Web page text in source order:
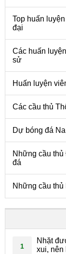
Top huấn
đại
Các huấn
sử
Huấn luyện
Các cầu thủ
Dự bóng đá
Những cầu
đá
Những cầu
1
Nhặt
xui, nên